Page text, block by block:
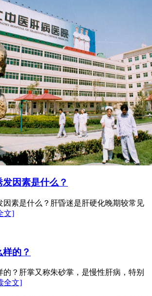
因素是什么？
因素是什么？肝昏迷是肝硬化晚期较常见
文]
的？
的？肝掌又称朱砂掌，是慢性肝病，特别
全文]